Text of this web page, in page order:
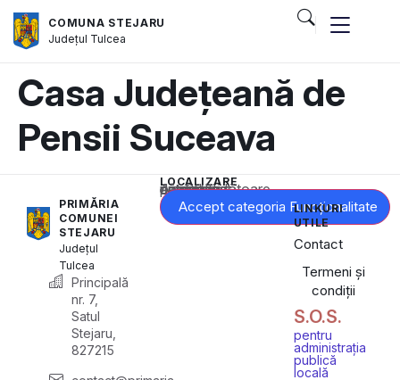
COMUNA STEJARU
Județul Tulcea
Casa Județeană de
Pensii Suceava
PRIMĂRIA
COMUNEI
STEJARU
Județul
Tulcea
Principală
nr. 7,
Satul
Stejaru,
827215
LOCALIZARE
Acest conținut este blocat până când acceptați categoria corespunzătoare de cookie-uri.
Accept categoria Funcționalitate
LINKURI
UTILE
Contact
Termeni și
condiții
S.O.S.
pentru
administrația
publică
locală